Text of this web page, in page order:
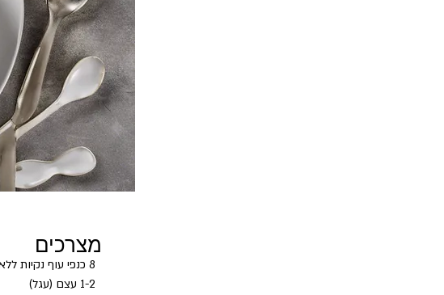
מצרכים
8 כנפי עוף נקיות ללא "זנבות
1-2 עצם (עגל)